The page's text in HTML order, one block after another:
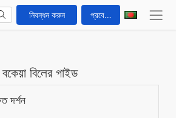
নিবন্ধন করুন প্রবেশ করুন
বিলের গাইড
দর্শন